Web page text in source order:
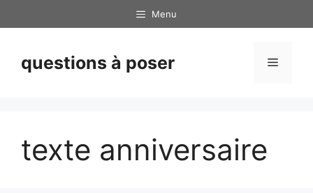
to
Menu
questions à poser Menu
texte anniversaire